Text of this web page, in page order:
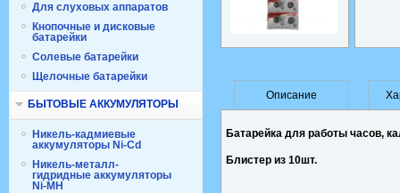
Для слуховых аппаратов
Кнопочные и дисковые
батарейки
Солевые батарейки
Щелочные батарейки
БЫТОВЫЕ АККУМУЛЯТОРЫ
Никель-кадмиевые
аккумуляторы Ni-Cd
Никель-металл-
гидридные аккумуляторы
Ni-MH
Описание
Батарейка для работы часов,
Блистер из 10шт.